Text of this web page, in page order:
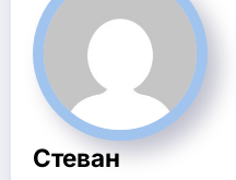
Стеван